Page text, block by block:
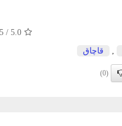
5.0
/
5
قاچاق
(0)